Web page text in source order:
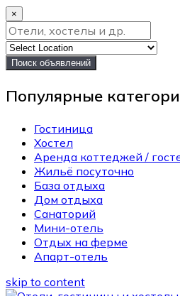
×
Поиск объявлений
Популярные
Гостиница
Хостел
Аренда коттеджей /
Жильё посуточно
База отдыха
Дом отдыха
Санаторий
Мини-отель
Отдых на ферме
Апарт-отель
skip to content